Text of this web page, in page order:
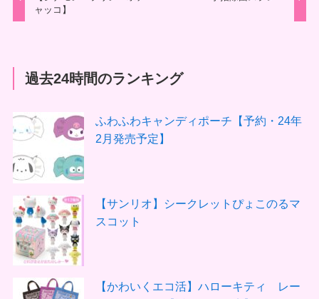
ャッコ】
過去24時間のランキング
ふわふわキャンディポーチ【予約・24年
2月発売予定】
【サンリオ】シークレットぴょこのるマ
スコット
【かわいくエコ活】ハローキティ レー